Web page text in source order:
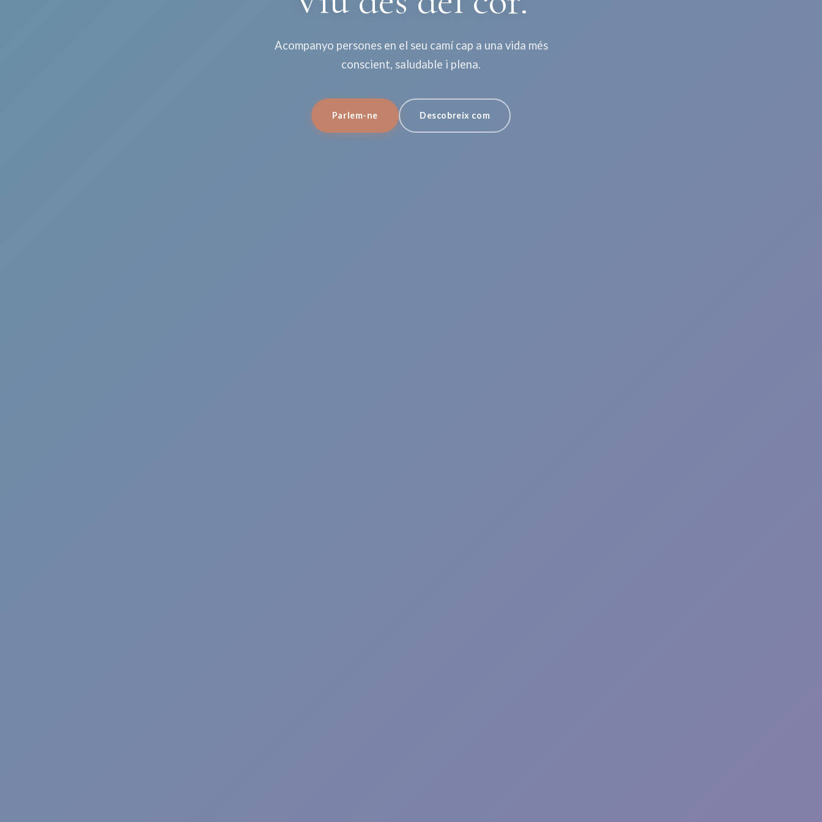
Acompanyo persones en el seu camí cap a una vida més
conscient, saludable i plena.
Parlem-ne Descobreix com